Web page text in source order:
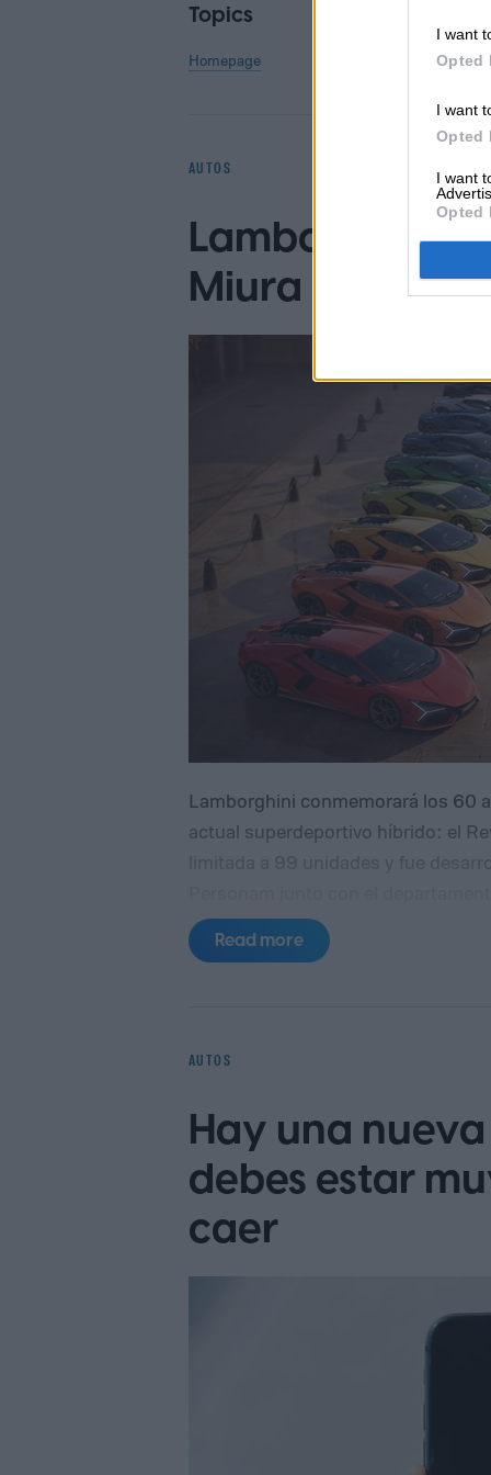
I want
Opted
I want
Opted
I want
Opted
Topics
Homepage
AUTOS
Lamborghini
Miura con un
Lamborghini conmemorará los 60
actual superdeportivo híbrido: el
presentación mundial del modelo
California.El homenaje recurre a
Read more
AUTOS
Hay una
debes estar
caer